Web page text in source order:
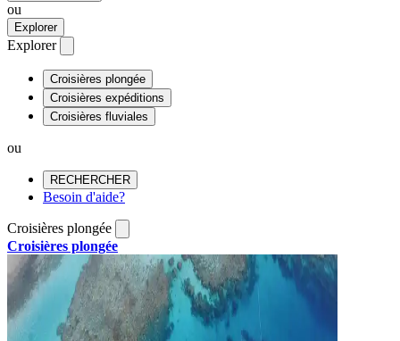
ou
Explorer
Explorer
Croisières plongée
Croisières expéditions
Croisières fluviales
ou
RECHERCHER
Besoin d'aide?
Croisières plongée
Croisières plongée